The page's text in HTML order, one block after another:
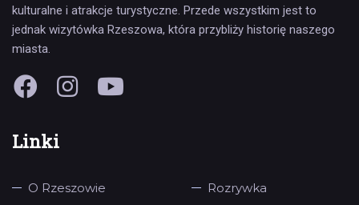
kulturalne i atrakcje turystyczne. Przede wszystkim jest to
jednak wizytówka Rzeszowa, która przybliży historię naszego
miasta.
Linki
O Rzeszowie
Rozrywka